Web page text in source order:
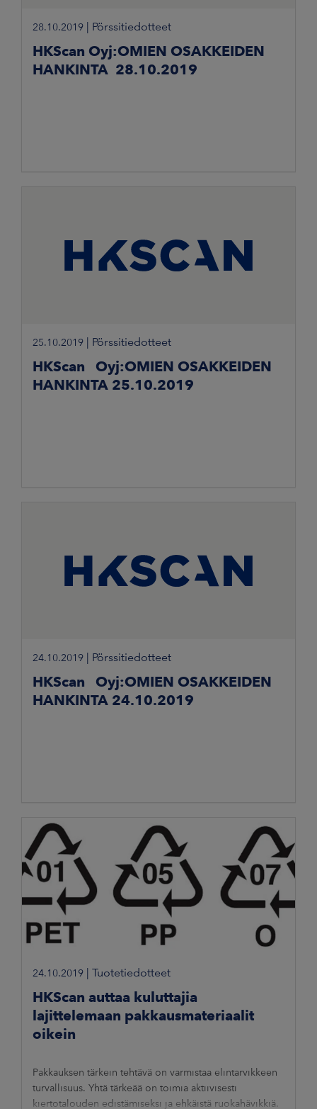
28.10.2019 Pörssitiedotteet
HKScan Oyj:OMIEN OSAKKEIDEN
HANKINTA 28.10.2019
25.10.2019 Pörssitiedotteet
HKScan Oyj:OMIEN OSAKKEIDEN
HANKINTA 25.10.2019
24.10.2019 Pörssitiedotteet
HKScan Oyj:OMIEN OSAKKEIDEN
HANKINTA 24.10.2019
24.10.2019 Tuotetiedotteet
HKScan auttaa kuluttajia
lajittelemaan pakkausmateriaalit
oikein
Pakkauksen tärkein tehtävä on varmistaa elintarvikkeen
turvallisuus. Yhtä tärkeää on toimia aktiivisesti
kiertotalouden edistämiseksi ja ehkäistä ruokahävikkiä.